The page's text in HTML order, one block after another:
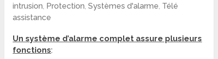
intrusion, Protection,Systèmes d'alarme, Télé
assistance
Un système d’alarme complet assure plusieurs
fonctions: